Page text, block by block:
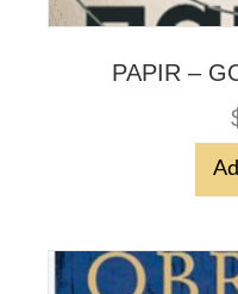
PAPIR –